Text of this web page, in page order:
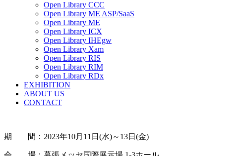
Open Library CCC
Open Library ME ASP/SaaS
Open Library ME
Open Library ICX
Open Library IHEgw
Open Library Xam
Open Library RIS
Open Library RIM
Open Library RDx
EXHIBITION
ABOUT US
CONTACT
期 間：2023年10月11日(水)～13日(金)